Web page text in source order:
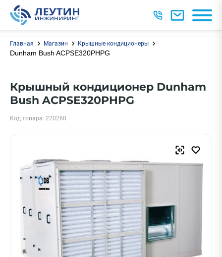
Главная Магазин Крышные кондиционеры
Dunham Bush ACPSE320PHPG
Крышный кондиционер Dunham
Bush ACPSE320PHPG
Код товара: 220260